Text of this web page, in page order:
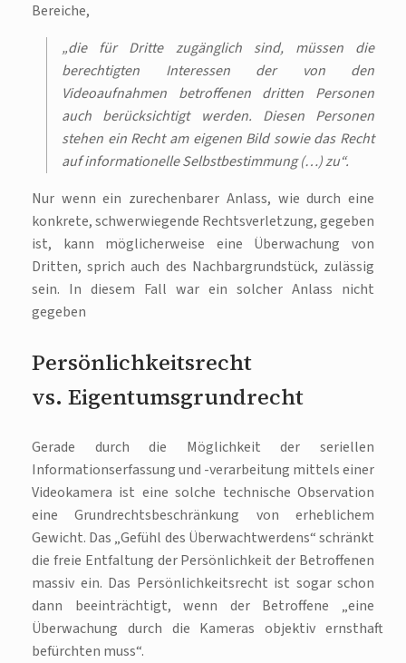
Bereiche,
„die für Dritte zugänglich sind, müssen die
berechtigten Interessen der von den
Videoaufnahmen betroffenen dritten Personen
auch berücksichtigt werden. Diesen Personen
stehen ein Recht am eigenen Bild sowie das Recht
auf informationelle Selbstbestimmung (…) zu“.
Nur wenn ein zurechenbarer Anlass, wie durch eine
konkrete, schwerwiegende Rechtsverletzung, gegeben
ist, kann möglicherweise eine Überwachung von
Dritten, sprich auch des Nachbargrundstück, zulässig
sein. In diesem Fall war ein solcher Anlass nicht
gegeben
Persönlichkeitsrecht
vs. Eigentumsgrundrecht
Gerade durch die Möglichkeit der seriellen
Informationserfassung und -verarbeitung mittels einer
Videokamera ist eine solche technische Observation
eine Grundrechtsbeschränkung von erheblichem
Gewicht. Das „Gefühl des Überwachtwerdens“ schränkt
die freie Entfaltung der Persönlichkeit der Betroffenen
massiv ein. Das Persönlichkeitsrecht ist sogar schon
dann beeinträchtigt, wenn der Betroffene „eine
Überwachung durch die Kameras objektiv ernsthaft
befürchten muss“.